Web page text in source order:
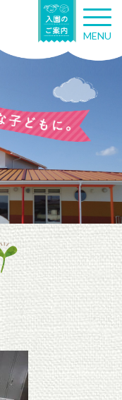
T
o
g
n
g
a
t
n
MENU